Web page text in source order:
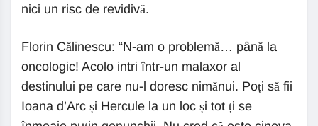
nici un risc de revidivă.
Florin Călinescu: “N-am o problemă… până la
oncologic! Acolo intri într-un malaxor al
destinului pe care nu-l doresc nimănui. Poți să fii
Ioana d’Arc și Hercule la un loc și tot ți se